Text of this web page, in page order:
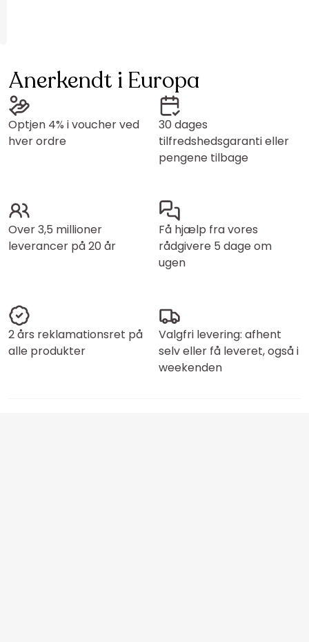
Anerkendt i Europa
Optjen 4% i voucher ved
hver ordre
30 dages
tilfredshedsgaranti eller
pengene tilbage
Over 3,5 millioner
leverancer på 20 år
Få hjælp fra vores
rådgivere 5 dage om
ugen
2 års reklamationsret på
alle produkter
Valgfri levering: afhent
selv eller få leveret, også i
weekenden